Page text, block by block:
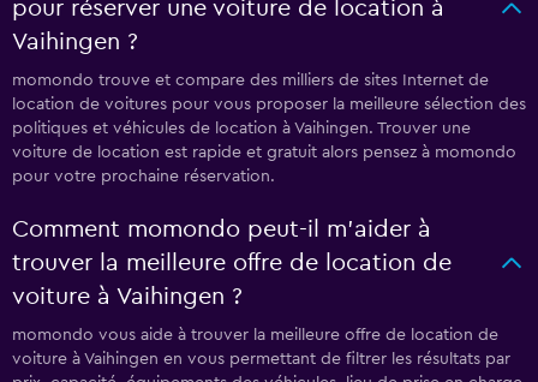
pour réserver une voiture de location à
Vaihingen ?
momondo trouve et compare des milliers de sites Internet de
location de voitures pour vous proposer la meilleure sélection des
politiques et véhicules de location à Vaihingen. Trouver une
voiture de location est rapide et gratuit alors pensez à momondo
pour votre prochaine réservation.
Comment momondo peut-il m’aider à
trouver la meilleure offre de location de
voiture à Vaihingen ?
momondo vous aide à trouver la meilleure offre de location de
voiture à Vaihingen en vous permettant de filtrer les résultats par